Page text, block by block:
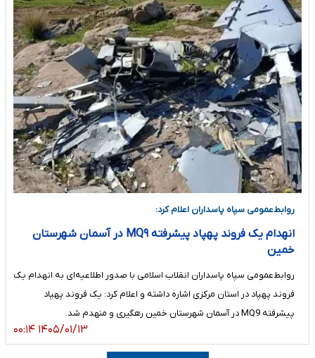
روابط‌عمومی سپاه پاسداران اعلام کرد:
انهدام یک فروند پهپاد پیشرفته MQ۹ در آسمان شهرستان
خمین
روابط‌عمومی سپاه پاسداران انقلاب اسلامی با صدور اطلاعیه‌ای به انهدام یک
فروند پهپاد در استان مرکزی اشاره داشته و اعلام کرد: یک فروند پهپاد
پیشرفته MQ9 در آسمان شهرستان خمین رهگیری و منهدم شد.
۱۴۰۵/۰۱/۱۳ ۰۰:۱۴